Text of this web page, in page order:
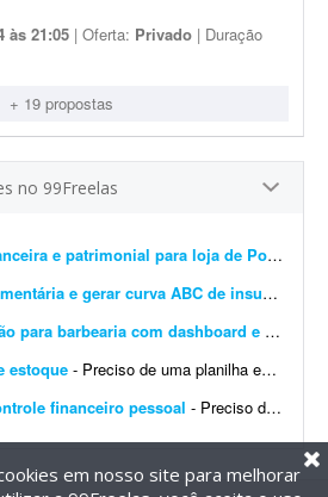
às 21:05 | Oferta: Privado | Duração
+ 19 propostas
no 99Freelas
Planilha de gestão financeira e patrimonial para loja de Pokémon TCG
Atualizar planilha orçamentária e gerar curva ABC de insumos e serviços
Planilha Excel de gestão para barbearia com dashboard e backup
estoque - Preciso de uma planilha em Excel para controle de estoque da marca Viora, que comercializa roupas fitness. Ela deve conter: * Cadastro de produtos com SKU. * Controle por cor e tamanho. * Cadastr...
financeiro pessoal - Preciso de uma planilha simples de controle financeiro pessoal, com: - Registro de entradas e saídas; - Categorias de gastos; - Cálculo automático do saldo; - Resumo mensal; -...
em nosso site para melhorar